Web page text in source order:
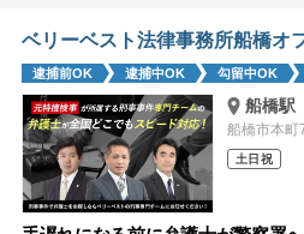
ベリーベスト法律事務所船橋オ
逮捕前OK 逮捕中OK 勾留中OK
船橋駅
船橋市本町
土日祝